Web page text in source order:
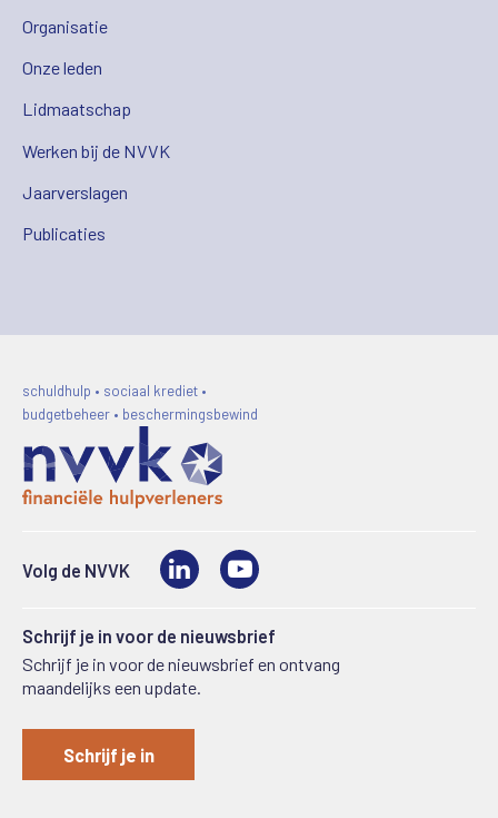
Organisatie
Onze leden
Lidmaatschap
Werken bij de NVVK
Jaarverslagen
Publicaties
schuldhulp • sociaal krediet •
budgetbeheer • beschermingsbewind
Volg de NVVK LinkedIn
Schrijf je in voor de nieuwsbrief
Schrijf je in voor de nieuwsbrief en ontvang
maandelijks een update.
Schrijf je in